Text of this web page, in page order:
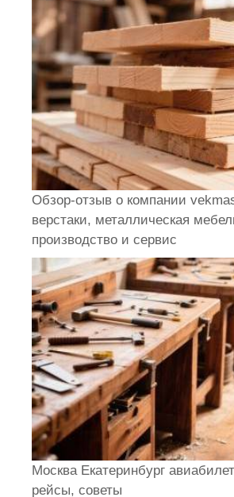
Обзор-отзыв о компании
верстаки, металлическая
производство и сервис
Москва Екатеринбург
рейсы, советы